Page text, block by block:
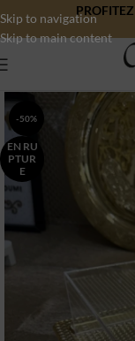
Skip to navigation
Skip to main content
-50%
EN RU
PTUR
E